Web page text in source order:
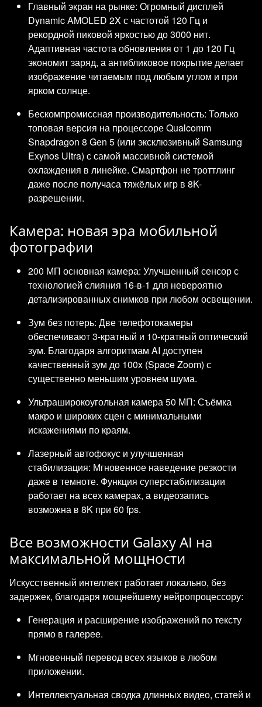
Главный экран на рынке: Огромный дисплей
Dynamic AMOLED 2X с частотой 120 Гц и
рекордной пиковой яркостью до 3000 нит.
Адаптивная частота обновления от 1 до 120 Гц
экономит заряд, а антибликовое покрытие делает
изображение читаемым под любым углом и при
ярком солнце.
Бескомпромиссная производительность: Только
топовая версия на процессоре Qualcomm
Snapdragon 8 Gen 5 (или эксклюзивный Samsung
Exynos Ultra) с самой массивной системой
охлаждения в линейке. Смартфон не троттлинг
даже после получаса тяжёлых игр в 8K-
разрешении.
Камера: новая эра мобильной
фотографии
200 МП основная камера: Улучшенный сенсор с
технологией слияния 16-в-1 для невероятно
детализированных снимков при любом освещении.
Зум без потерь: Две телефотокамеры
обеспечивают 3-кратный и 10-кратный оптический
зум. Благодаря алгоритмам AI доступен
качественный зум до 100x (Space Zoom) с
существенно меньшим уровнем шума.
Ультраширокоугольная камера 50 МП: Съёмка
макро и широких сцен с минимальными
искажениями по краям.
Лазерный автофокус и улучшенная
стабилизация: Мгновенное наведение резкости
даже в темноте. Функция суперстабилизации
работает на всех камерах, а видеозапись
возможна в 8K при 60 fps.
Все возможности Galaxy AI на
максимальной мощности
Искусственный интеллект работает локально, без
задержек, благодаря мощнейшему нейропроцессору:
Генерация и расширение изображений по тексту
прямо в галерее.
Мгновенный перевод всех языков в любом
приложении.
Интеллектуальная сводка длинных видео, статей и